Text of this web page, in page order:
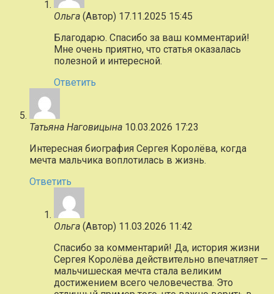
Ольга (Автор) 17.11.2025 15:45
Благодарю. Спасибо за ваш комментарий!
Мне очень приятно, что статья оказалась
полезной и интересной.
Ответить
Татьяна Наговицына 10.03.2026 17:23
Интересная биография Сергея Королёва, когда
мечта мальчика воплотилась в жизнь.
Ответить
Ольга (Автор) 11.03.2026 11:42
Спасибо за комментарий! Да, история жизни
Сергея Королёва действительно впечатляет —
мальчишеская мечта стала великим
достижением всего человечества. Это